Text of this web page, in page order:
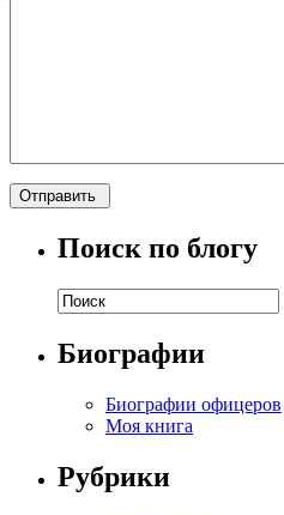
Поиск по блогу
Биографии
Биографии офицеров
Моя книга
Рубрики